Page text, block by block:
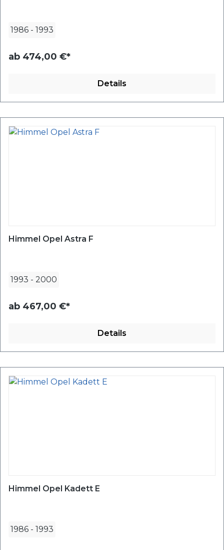
1986 - 1993
ab 474,00 €*
Details
Himmel Opel Astra F
1993 - 2000
ab 467,00 €*
Details
Himmel Opel Kadett E
1986 - 1993